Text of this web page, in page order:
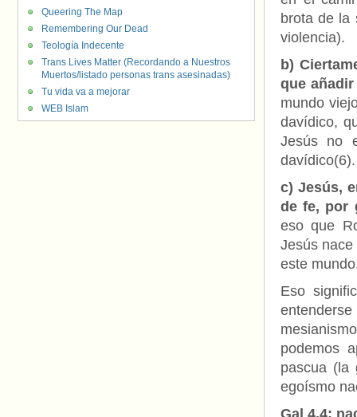
brota de la
violencia).
b)
que
mundo
davídico,
Jesús no
davídico(6).
c) Jesús,
de fe, por
eso que
Jesús
este
Eso
podemos
pascua (la
egoísmo
Gal 4,4:
Queering The Map
Remembering Our Dead
Teología Indecente
Trans Lives Matter (Recordando a Nuestros
Muertos/listado personas trans asesinadas)
Tu vida va a mejorar
WEB Islam